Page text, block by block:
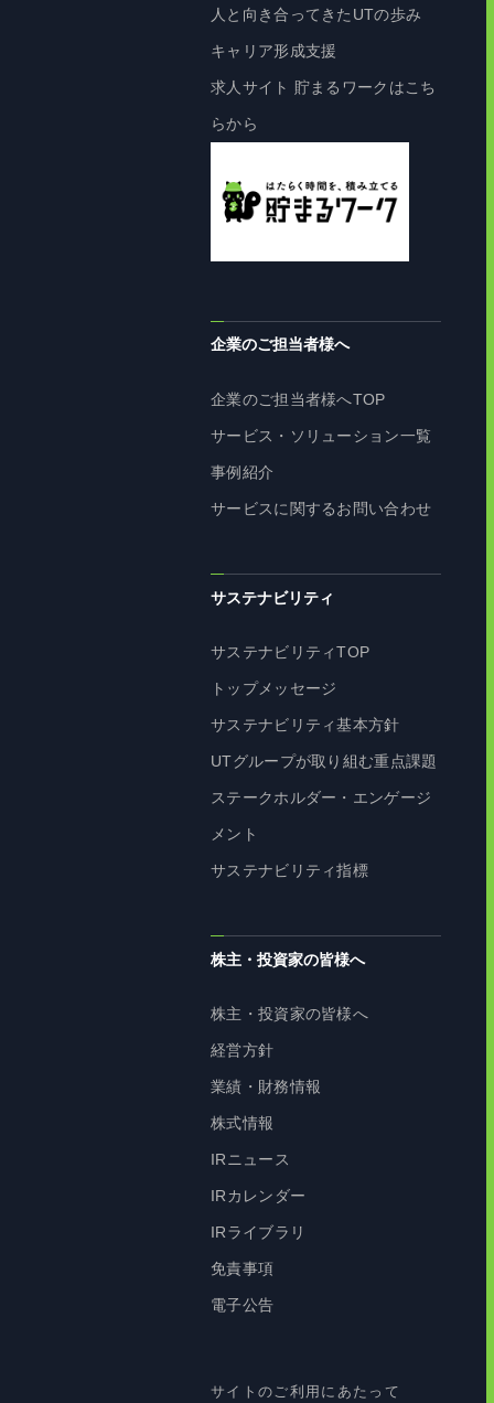
人と向き合ってきたUTの歩み
キャリア形成支援
求人サイト 貯まるワークはこち
らから
企業のご担当者様へ
企業のご担当者様へTOP
サービス・ソリューション一覧
事例紹介
サービスに関するお問い合わせ
サステナビリティ
サステナビリティTOP
トップメッセージ
サステナビリティ基本方針
UTグループが取り組む重点課題
ステークホルダー・エンゲージ
メント
サステナビリティ指標
株主・投資家の皆様へ
株主・投資家の皆様へ
経営方針
業績・財務情報
株式情報
IRニュース
IRカレンダー
IRライブラリ
免責事項
電子公告
サイトのご利用にあたって